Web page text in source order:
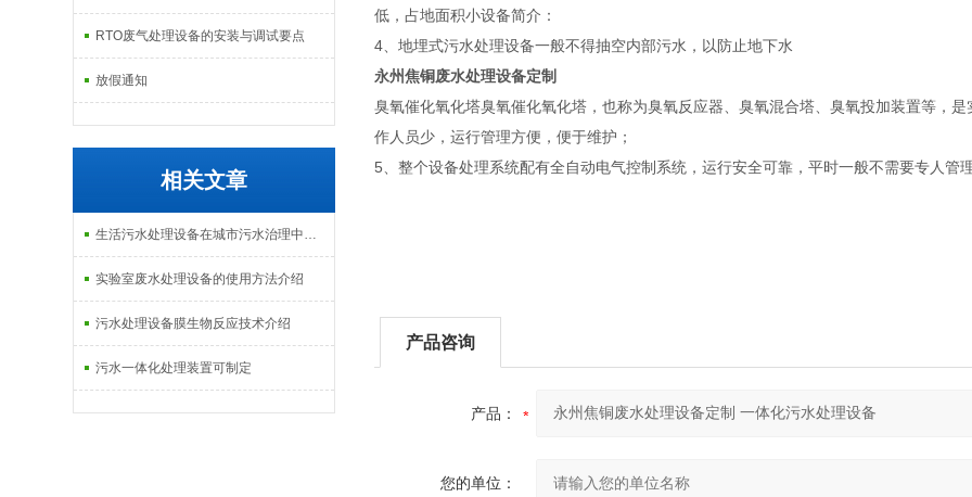
RTO废气处理设备的安装与调试要点
放假通知
相关文章
生活污水处理设备在城市污水治理中的应用介绍
实验室废水处理设备的使用方法介绍
污水处理设备膜生物反应技术介绍
污水一体化处理装置可制定
低，占地面积小设备简介：
4、地埋式污水处理设备一般不得抽空内部污水，以防止地下水
永州焦铜废水处理设备定制
臭氧催化氧化塔臭氧催化氧化塔，也称为臭氧反应器、臭氧混合塔、臭氧投加装置等，
作人员少，运行管理方便，便于维护；
5、整个设备处理系统配有全自动电气控制系统，运行安全可靠，平时一般不需要专人管
产品咨询
产品：
您的单位：